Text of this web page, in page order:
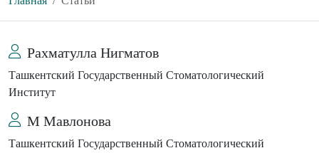
Рахматулла Нигматов
Ташкентский Государственный Стоматологический
Институт
М Мавлонова
Ташкентский Государственный Стоматологический